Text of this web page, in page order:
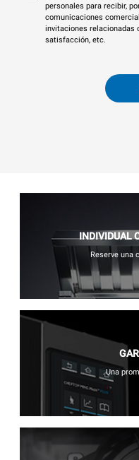
personales para recibir,
comunicaciones
invitaciones relacionadas
satisfacción, etc.
INDIVIDUAL
Reserve una
Una